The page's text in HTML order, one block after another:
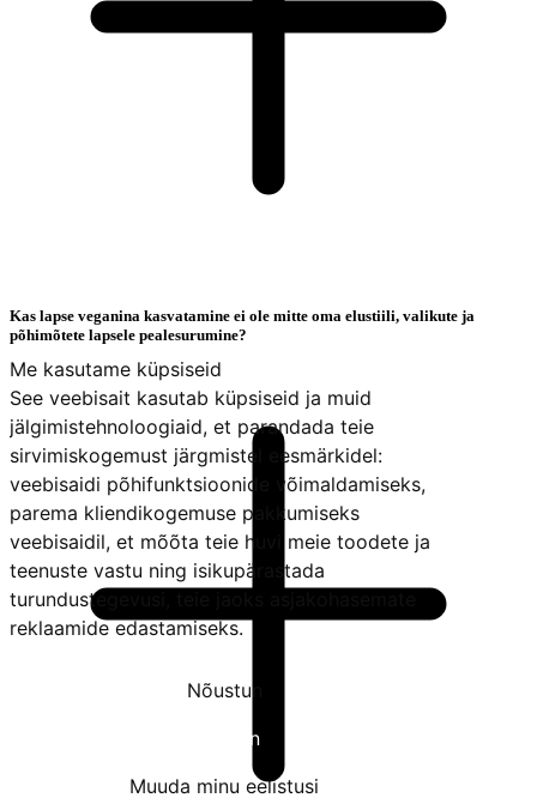
Me kasutame küpsiseid
See veebisait kasutab küpsiseid ja muid
jälgimistehnoloogiaid, et parandada teie
sirvimiskogemust järgmistel eesmärkidel:
veebisaidi põhifunktsioonide võimaldamiseks,
parema kliendikogemuse pakkumiseks
veebisaidil, et mõõta teie huvi meie toodete ja
teenuste vastu ning isikupärastada
turundustegevusi
reklaamide edastamiseks.
Nõustun
Keeldun
Muuda minu eelistusi
Kas lapse veganina kasvatamine ei ole mitte oma elustiili, valikute ja
põhimõtete lapsele pealesurumine?